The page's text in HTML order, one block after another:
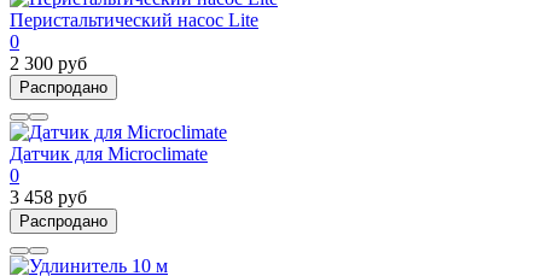
Перистальтический насос Lite
0
2 300 руб
Распродано
Датчик для Microclimate
0
3 458 руб
Распродано